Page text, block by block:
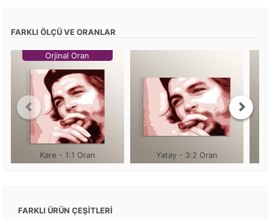
FARKLI ÖLÇÜ VE ORANLAR
Orjinal Oran
Kare - 1:1 Oran Yatay - 3:2 Oran
FARKLI ÜRÜN ÇEŞİTLERİ